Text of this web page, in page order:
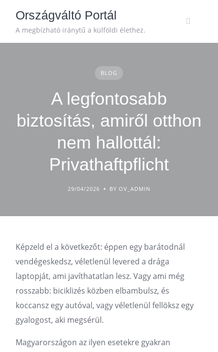
content
Országváltó Portál
A megbízható iránytű a külföldi élethez.
BLOG
A legfontosabb
biztosítás, amiről otthon
nem hallottál:
Privathaftpflicht
29/04/2026 BY OV_ADMIN
Képzeld el a következőt: éppen egy barátodnál
vendégeskedsz, véletlenül levered a drága
laptopját, ami javíthatatlan lesz. Vagy ami még
rosszabb: biciklizés közben elbambulsz, és
koccansz egy autóval, vagy véletlenül fellöksz egy
gyalogost, aki megsérül.
Magyarországon az ilyen esetekre gyakran